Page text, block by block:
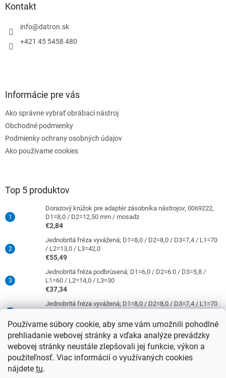
Používame súbory cookie, aby sme vám umožnili pohodlné
prehliadanie webovej stránky a vďaka analýze prevádzky
webovej stránky neustále zlepšovali jej funkcie, výkon a
použiteľnosť. Viac informácií o využívaných cookies
nájdete tu.
Kontakt
info@datron.sk
+421 45 5458 480
Informácie pre vás
Ako správne vybrať obrábací nástroj
Obchodné podmienky
Podmienky ochrany osobných údajov
Ako používame cookies
Top 5 produktov
Dorazový krúžok pre adaptér zásobníka nástrojov; 0069222,
D1=8,0 / D2=12,50 mm / mosadz
€2,84
Jednobritá fréza vyvážená; D1=8,0 / D2=8,0 / D3=7,4 / L1=70
/ L2=13,0 / L3=42,0
€55,49
Jednobritá fréza podbrúsená; D1=6,0 / D2=6.0 / D3=5,8 /
L1=60 / L2=14,0 / L3=30
€37,34
Jednobritá fréza vyvážená; D1=8,0 / D2=8,0 / D3=7,4 / L1=70
€63,86
Jednobritá fréza podbrúsená; D1=4,0 / D2=6,0 / D3=3,8 /
L1=50 / L2=10,0 / L3=21
€37,34